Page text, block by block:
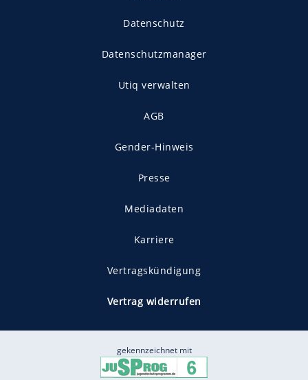
Datenschutz
Datenschutzmanager
Utiq verwalten
AGB
Gender-Hinweis
Presse
Mediadaten
Karriere
Vertragskündigung
Vertrag widerrufen
gekennzeichnet mit